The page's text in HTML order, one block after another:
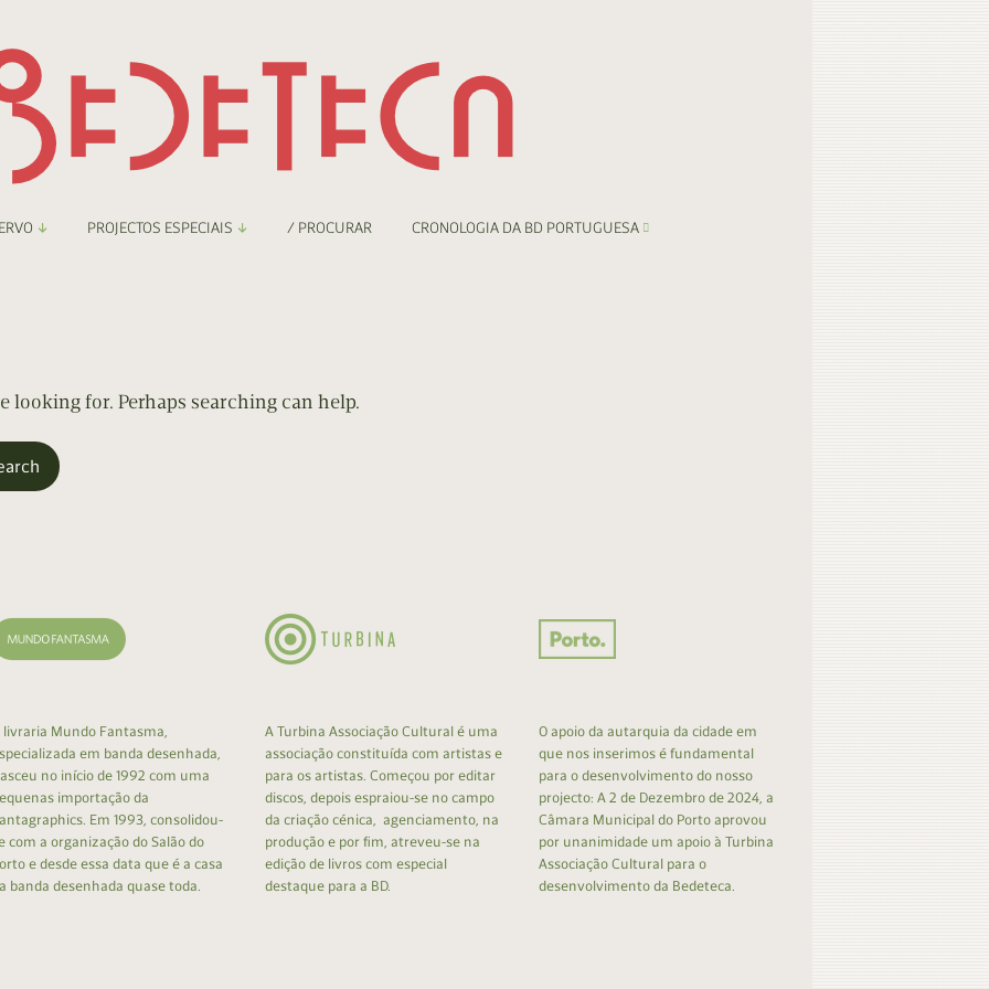
Digital
PROJECTOS ESPECIAIS / PROCURAR CRONOLOGIA DA BD PORTUGUESA
looking for. Perhaps searching can help.
livraria Mundo Fantasma,
em banda desenhada,
no início de 1992 com uma
importação da
Em 1993, consolidou-
com a organização do Salão do
e desde essa data que é a casa
banda desenhada quase toda.
A Turbina Associação Cultural é uma
associação constituída com artistas e
para os artistas. Começou por editar
discos, depois espraiou-se no campo
da criação cénica, agenciamento, na
produção e por fim, atreveu-se na
edição de livros com especial
destaque para a BD.
O apoio da autarquia da cidade em
que nos inserimos é fundamental
para o desenvolvimento do nosso
projecto: A 2 de Dezembro de 2024, a
Câmara Municipal do Porto aprovou
por unanimidade um apoio à Turbina
Associação Cultural para o
desenvolvimento da Bedeteca.